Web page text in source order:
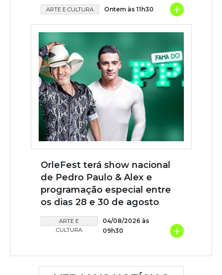
ARTE E CULTURA Ontem às 11h30 +
OrleFest terá show nacional
de Pedro Paulo & Alex e
programação especial entre
os dias 28 e 30 de agosto
ARTE E
CULTURA
04/08/2026 às
09h30
+